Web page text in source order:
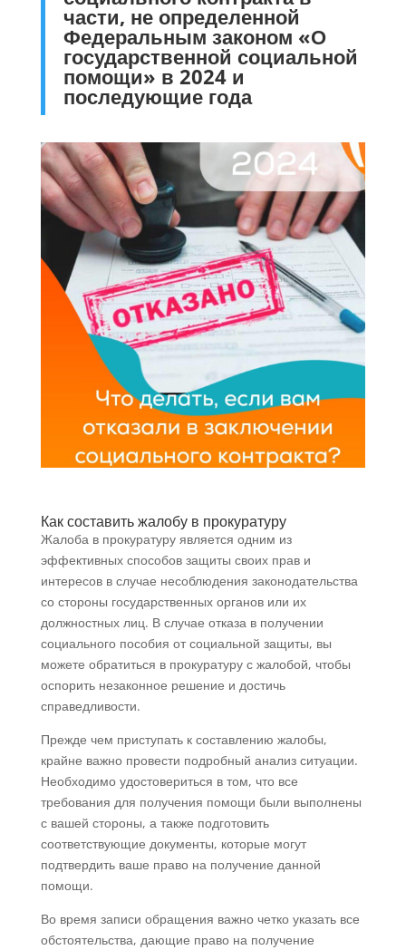
части, не определенной
Федеральным законом «О
государственной социальной
помощи» в 2024 и
последующие года
Как составить жалобу в прокуратуру
Жалоба в прокуратуру является одним из
эффективных способов защиты своих прав и
интересов в случае несоблюдения законодательства
со стороны государственных органов или их
должностных лиц. В случае отказа в получении
социального пособия от социальной защиты, вы
можете обратиться в прокуратуру с жалобой, чтобы
оспорить незаконное решение и достичь
справедливости.
Прежде чем приступать к составлению жалобы,
крайне важно провести подробный анализ ситуации.
Необходимо удостовериться в том, что все
требования для получения помощи были выполнены
с вашей стороны, а также подготовить
соответствующие документы, которые могут
подтвердить ваше право на получение данной
помощи.
Во время записи обращения важно четко указать все
обстоятельства, дающие право на получение